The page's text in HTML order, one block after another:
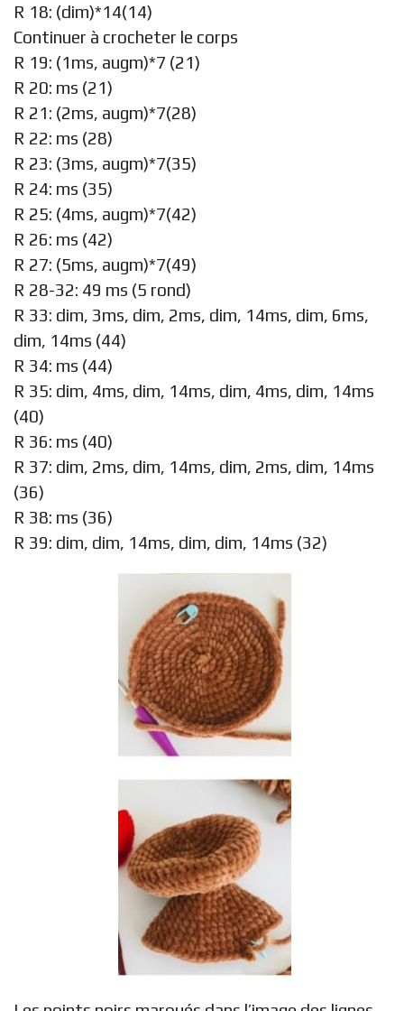
R 18: (dim)*14(14)
Continuer à crocheter le corps
R 19: (1ms, augm)*7 (21)
R 20: ms (21)
R 21: (2ms, augm)*7(28)
R 22: ms (28)
R 23: (3ms, augm)*7(35)
R 24: ms (35)
R 25: (4ms, augm)*7(42)
R 26: ms (42)
R 27: (5ms, augm)*7(49)
R 28-32: 49 ms (5 rond)
R 33: dim, 3ms, dim, 2ms, dim, 14ms, dim, 6ms,
dim, 14ms (44)
R 34: ms (44)
R 35: dim, 4ms, dim, 14ms, dim, 4ms, dim, 14ms
(40)
R 36: ms (40)
R 37: dim, 2ms, dim, 14ms, dim, 2ms, dim, 14ms
(36)
R 38: ms (36)
R 39: dim, dim, 14ms, dim, dim, 14ms (32)